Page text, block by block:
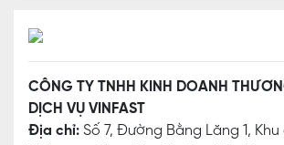
CÔNG TY TNHH KINH DOANH
DỊCH VỤ VINFAST
Địa chỉ: Số 7, Đường Bằng Lăng 1,